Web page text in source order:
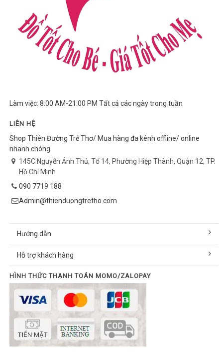
Làm việc: 8:00 AM-21:00 PM Tất cả các ngày trong tuần
LIÊN HỆ
Shop Thiên Đường Trẻ Thơ/ Mua hàng đa kênh offline/ online
nhanh chóng
145C Nguyễn Ảnh Thủ, Tổ 14, Phường Hiệp Thành, Quận 12, TP.
Hồ Chí Minh
090 7719 188
Admin@thienduongtretho.com
Hướng dẫn
Hỗ trợ khách hàng
HÌNH THỨC THANH TOÁN MOMO/ZALOPAY